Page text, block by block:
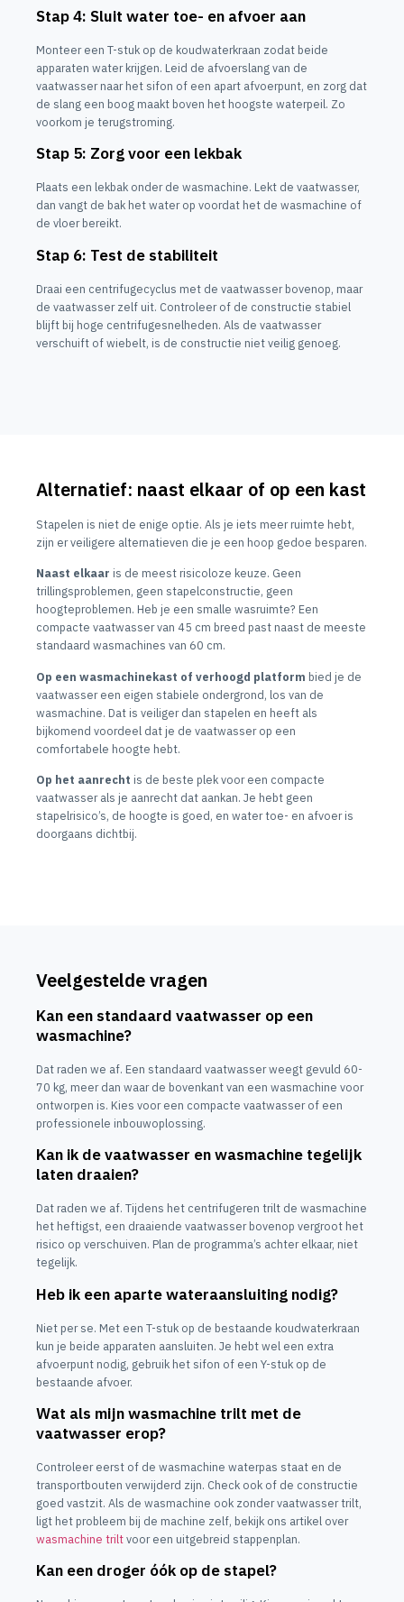
Stap 4: Sluit water toe- en afvoer aan
Monteer een T-stuk op de koudwaterkraan zodat beide
apparaten water krijgen. Leid de afvoerslang van de
vaatwasser naar het sifon of een apart afvoerpunt, en zorg dat
de slang een boog maakt boven het hoogste waterpeil. Zo
voorkom je terugstroming.
Stap 5: Zorg voor een lekbak
Plaats een lekbak onder de wasmachine. Lekt de vaatwasser,
dan vangt de bak het water op voordat het de wasmachine of
de vloer bereikt.
Stap 6: Test de stabiliteit
Draai een centrifugecyclus met de vaatwasser bovenop, maar
de vaatwasser zelf uit. Controleer of de constructie stabiel
blijft bij hoge centrifugesnelheden. Als de vaatwasser
verschuift of wiebelt, is de constructie niet veilig genoeg.
Alternatief: naast elkaar of op een kast
Stapelen is niet de enige optie. Als je iets meer ruimte hebt,
zijn er veiligere alternatieven die je een hoop gedoe besparen.
Naast elkaar is de meest risicoloze keuze. Geen
trillingsproblemen, geen stapelconstructie, geen
hoogteproblemen. Heb je een smalle wasruimte? Een
compacte vaatwasser van 45 cm breed past naast de meeste
standaard wasmachines van 60 cm.
Op een wasmachinekast of verhoogd platform bied je de
vaatwasser een eigen stabiele ondergrond, los van de
wasmachine. Dat is veiliger dan stapelen en heeft als
bijkomend voordeel dat je de vaatwasser op een
comfortabele hoogte hebt.
Op het aanrecht is de beste plek voor een compacte
vaatwasser als je aanrecht dat aankan. Je hebt geen
stapelrisico’s, de hoogte is goed, en water toe- en afvoer is
doorgaans dichtbij.
Veelgestelde vragen
Kan een standaard vaatwasser op een
wasmachine?
Dat raden we af. Een standaard vaatwasser weegt gevuld 60-
70 kg, meer dan waar de bovenkant van een wasmachine voor
ontworpen is. Kies voor een compacte vaatwasser of een
professionele inbouwoplossing.
Kan ik de vaatwasser en wasmachine tegelijk
laten draaien?
Dat raden we af. Tijdens het centrifugeren trilt de wasmachine
het heftigst, een draaiende vaatwasser bovenop vergroot het
risico op verschuiven. Plan de programma’s achter elkaar, niet
tegelijk.
Heb ik een aparte wateraansluiting nodig?
Niet per se. Met een T-stuk op de bestaande koudwaterkraan
kun je beide apparaten aansluiten. Je hebt wel een extra
afvoerpunt nodig, gebruik het sifon of een Y-stuk op de
bestaande afvoer.
Wat als mijn wasmachine trilt met de
vaatwasser erop?
Controleer eerst of de wasmachine waterpas staat en de
transportbouten verwijderd zijn. Check ook of de constructie
goed vastzit. Als de wasmachine ook zonder vaatwasser trilt,
ligt het probleem bij de machine zelf, bekijk ons artikel over
wasmachine triltvoor een uitgebreid stappenplan.
Kan een droger óók op de stapel?